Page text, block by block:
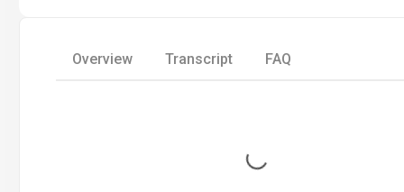
Overview Transcript FAQ
Loading...